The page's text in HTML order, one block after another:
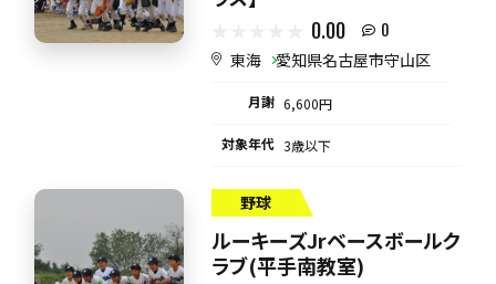
0.00 0
東海 愛知県名古屋市守山区
月謝 6,600円
対象年代 3歳以下
野球
ルーキーズJrベースボールク
ラブ(平手南教室)